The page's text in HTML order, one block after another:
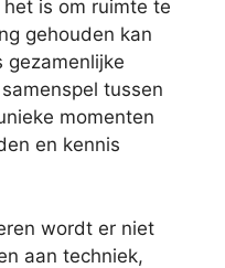
is om ruimte te
gehouden kan
gezamenlijke
tussen
momenten
en kennis
wordt er niet
aan techniek,